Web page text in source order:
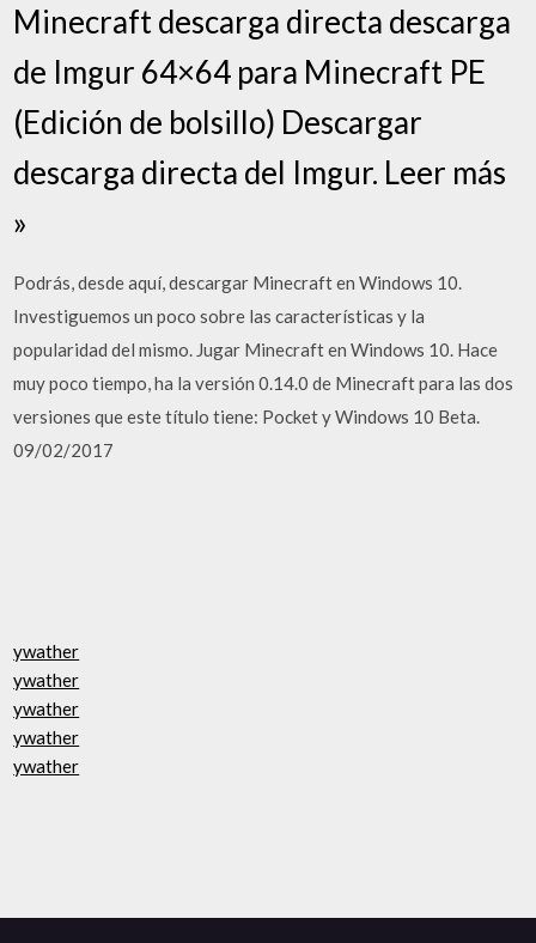
Minecraft descarga directa descarga
de Imgur 64×64 para Minecraft PE
(Edición de bolsillo) Descargar
descarga directa del Imgur. Leer más
»
Podrás, desde aquí, descargar Minecraft en Windows 10.
Investiguemos un poco sobre las características y la
popularidad del mismo. Jugar Minecraft en Windows 10. Hace
muy poco tiempo, ha la versión 0.14.0 de Minecraft para las dos
versiones que este título tiene: Pocket y Windows 10 Beta.
09/02/2017
ywather
ywather
ywather
ywather
ywather